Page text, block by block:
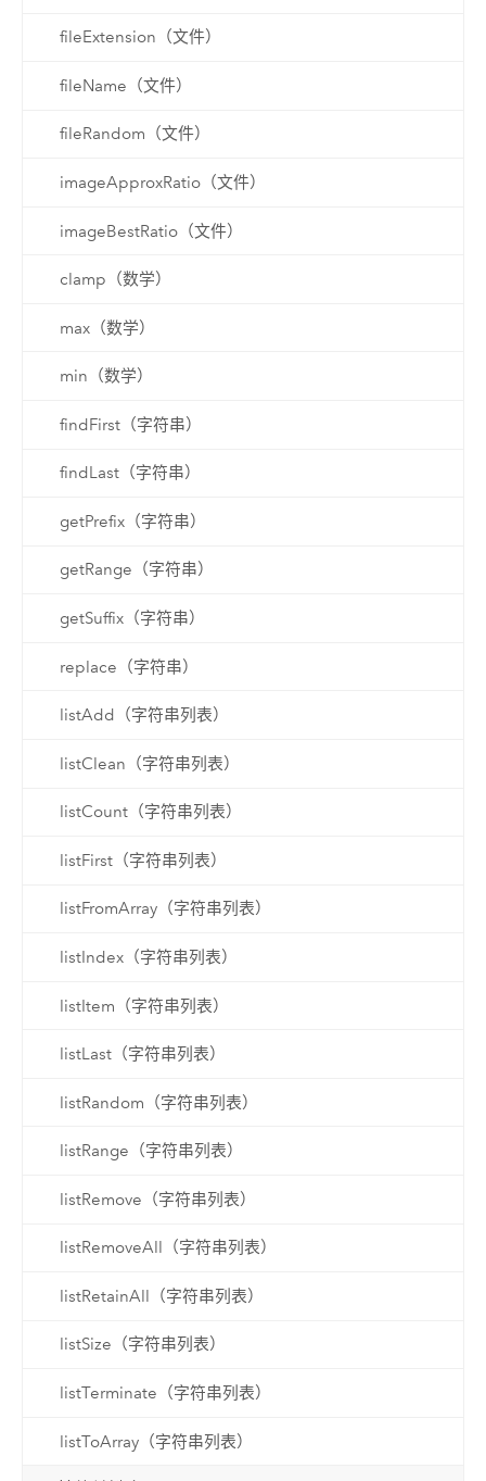
fileExtension（文件）
fileName（文件）
fileRandom（文件）
imageApproxRatio（文件）
imageBestRatio（文件）
clamp（数学）
max（数学）
min（数学）
findFirst（字符串）
findLast（字符串）
getPrefix（字符串）
getRange（字符串）
getSuffix（字符串）
replace（字符串）
listAdd（字符串列表）
listClean（字符串列表）
listCount（字符串列表）
listFirst（字符串列表）
listFromArray（字符串列表）
listIndex（字符串列表）
listItem（字符串列表）
listLast（字符串列表）
listRandom（字符串列表）
listRange（字符串列表）
listRemove（字符串列表）
listRemoveAll（字符串列表）
listRetainAll（字符串列表）
listSize（字符串列表）
listTerminate（字符串列表）
listToArray（字符串列表）